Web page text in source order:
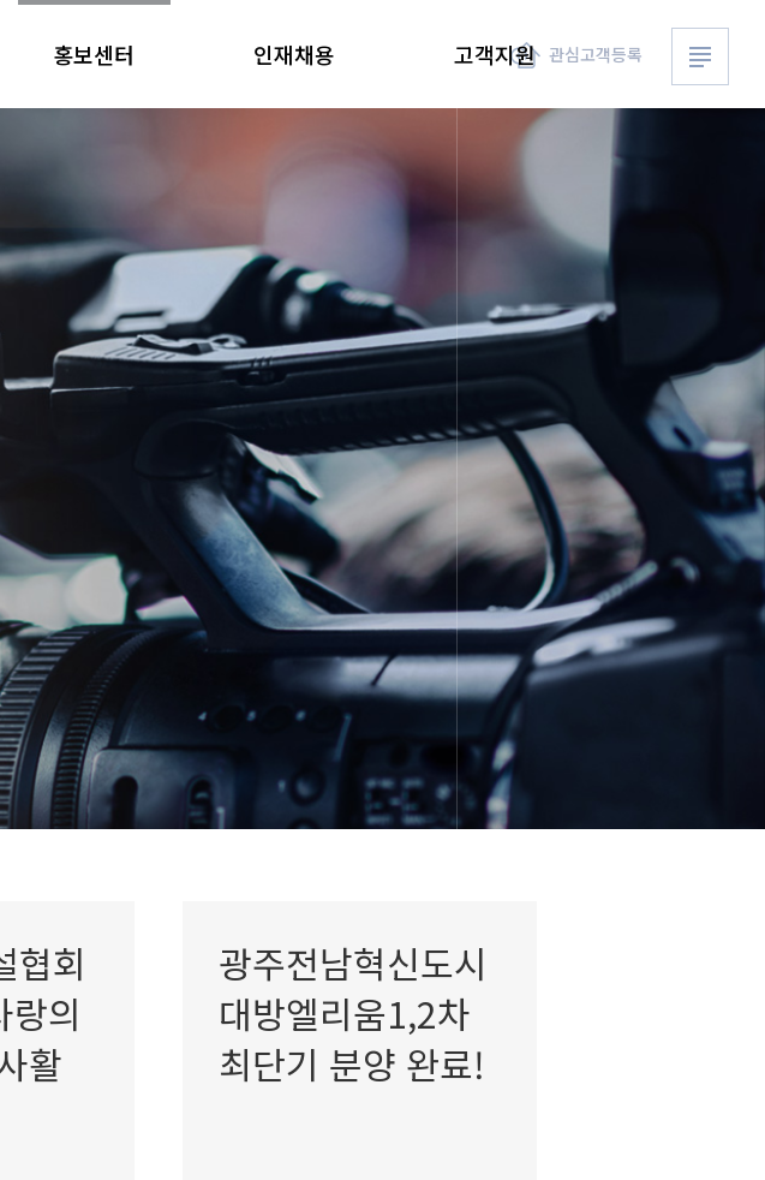
홍보센터 인재채용 고객지원 관심고객등록
협회
의
활
광주전남혁신도시
대방엘리움1,2차
최단기 분양 완료!